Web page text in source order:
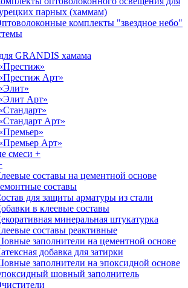
парных (хаммам)
комплекты "звездное небо"
GRANDIS хамама
Арт»
Арт»
Арт»
Арт»
смеси +
составы на цементной основе
составы
для защиты арматуры из стали
в клеевые составы
минеральная штукатурка
составы реактивные
заполнители на цементной основе
добавка для затирки
заполнители на эпоксидной основе
шовный заполнитель